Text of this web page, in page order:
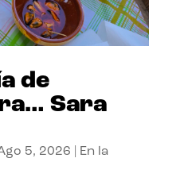
de
Sara
5, 2026
En la